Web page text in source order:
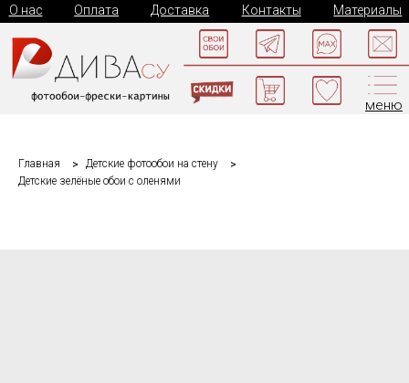
Контакты Материалы
О нас Доставка
Оплата
меню
Главная
Детские фотообои на стену
Детские зелёные обои с оленями